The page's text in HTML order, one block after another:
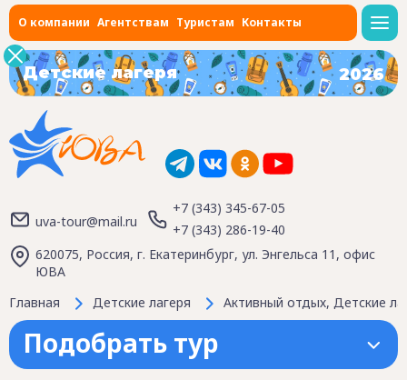
О компании Агентствам Туристам Контакты
Детские лагеря 2026
uva-tour@mail.ru
+7 (343) 345-67-05
+7 (343) 286-19-40
620075, Россия, г. Екатеринбург, ул. Энгельса 11, офис
ЮВА
Главная
Детские лагеря Активный отдых, Детские
Подобрать тур